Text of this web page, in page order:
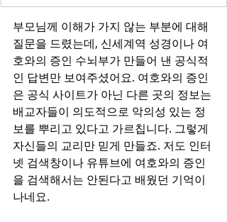
부모님께 이해가 가지 않는 부분에 대해
질문을 드렸는데, 신세계역 성경이나 여
호와의 증인 수뇌부가 만들어 낸 공식적
인 답변만 보여주셨어요. 여호와의 증인
은 공식 사이트가 아닌 다른 곳의 정보는
배교자들이 의도적으로 악의성 있는 정
보를 뿌리고 있다고 가르칩니다. 그렇게
자신들의 교리만 믿게 만들죠. 저도 인터
넷 검색창이나 유튜브에 여호와의 증인
을 검색해서는 안된다고 배웠던 기억이
나네요.